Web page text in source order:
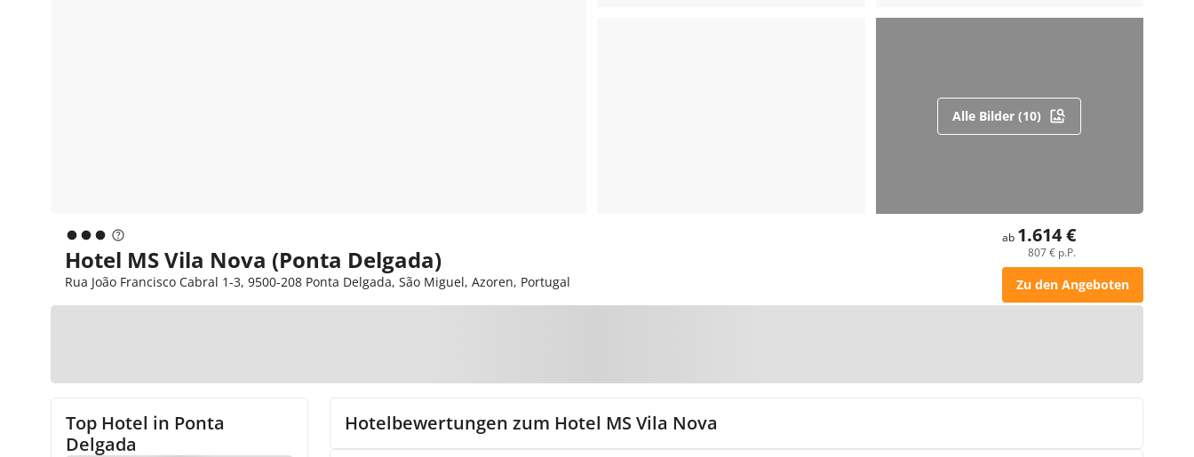
Alle Bilder (10)
Hotel MS Vila Nova (Ponta Delgada)
Rua João Francisco Cabral 1-3, 9500-208 Ponta Delgada, São Miguel, Azoren, Portugal
ab 1.614 €
807 € p.P.
Zu den Angeboten
Top Hotel in Ponta
Delgada
Hotelbewertungen zum Hotel MS Vila Nova